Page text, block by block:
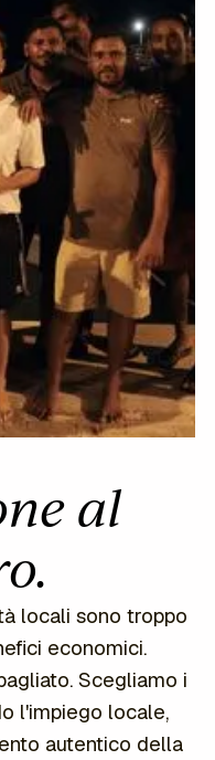
al
locali sono troppo
economici.
Scegliamo i
l'impiego locale,
autentico della